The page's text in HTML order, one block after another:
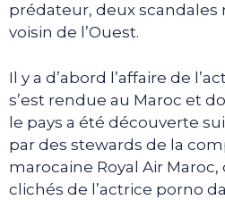
prédateur, deux scandales
voisin de l’Ouest.
Il y a d’abord l’affaire de
s’est rendue au Maroc et
le pays a été découverte
par des stewards de la
marocaine Royal Air
clichés de l’actrice porno